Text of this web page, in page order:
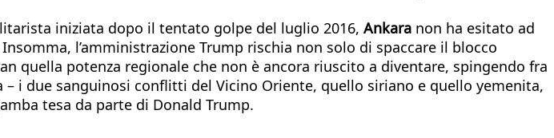
iniziata dopo il tentato golpe del luglio 2016, Ankara non ha esitato ad
l’amministrazione Trump rischia non solo di spaccare il blocco
quella potenza regionale che non è ancora riuscito a diventare, spingendo fra
i due sanguinosi conflitti del Vicino Oriente, quello siriano e quello yemenita,
tesa da parte di Donald Trump.